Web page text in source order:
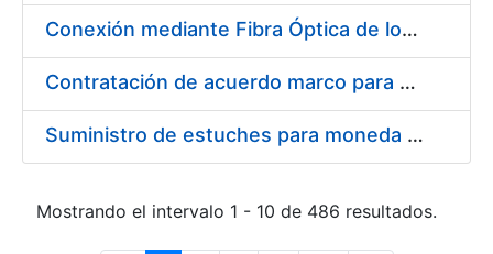
Conexión mediante Fibra Óptica de los Centros de Proceso de Datos (CPDs) de las sedes de la FNMT-RCM de Burgos y Madrid
Contratación de acuerdo marco para el Suministro de Material de Electricidad para la Fábrica Nacional de Moneda y Timbre-Real Casa de la Moneda en su centro de trabajo de Burgos
Suministro de estuches para moneda de 30 €
Mostrando el intervalo 1 - 10 de 486 resultados.